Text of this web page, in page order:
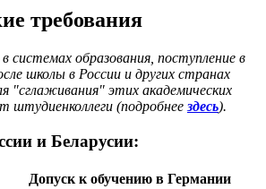
требования
системах образования, поступление в
школы в России и других странах
"сглаживания" этих академических
штудиенколлеги (подробнее здесь).
и Беларусии:
Допуск к обучению в Германии